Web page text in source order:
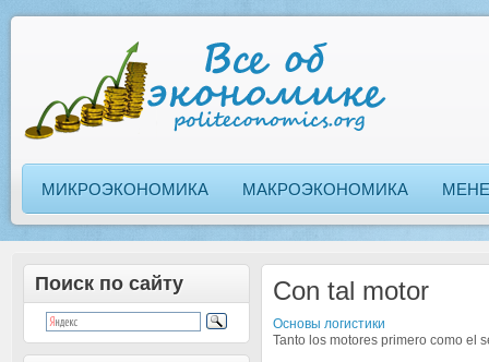
МИКРОЭКОНОМИКА МАКРОЭКОНОМИКА
Поиск по сайту Con tal motor
Основы логистики
Tanto los motores primero como el